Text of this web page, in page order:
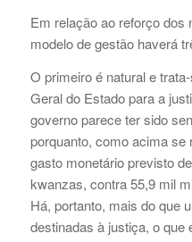
Em relação ao reforço dos
modelo de gestão haverá
O primeiro é natural e
Geral do Estado para a
governo parece ter sido
porquanto, como acima se
gasto monetário previsto
kwanzas, contra 55,9 mil
Há, portanto, mais do que
destinadas à justiça, o que